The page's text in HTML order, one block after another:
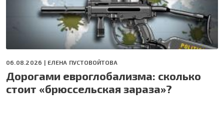
06.08.2026 | ЕЛЕНА ПУСТОВОЙТОВА
Дорогами евроглобализма: сколько
стоит «брюссельская зараза»?